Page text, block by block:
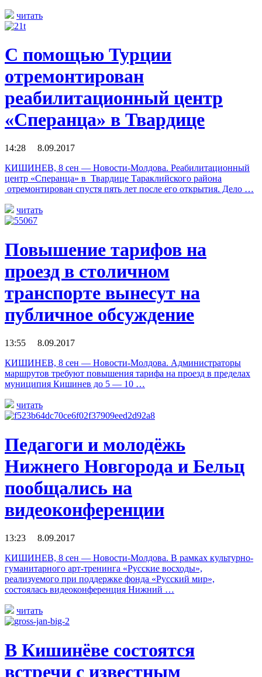
читать
С помощью Турции
отремонтирован
реабилитационный центр
«Сперанца» в Твардице
14:28 8.09.2017
КИШИНЕВ, 8 сен — Новости-Молдова. Реабилитационный
центр «Сперанца» в Твардице Тараклийского района
отремонтирован спустя пять лет после его открытия. Дело …
читать
Повышение тарифов на
проезд в столичном
транспорте вынесут на
публичное обсуждение
13:55 8.09.2017
КИШИНЕВ, 8 сен — Новости-Молдова. Администраторы
маршрутов требуют повышения тарифа на проезд в пределах
муниципия Кишинев до 5 — 10 …
читать
Педагоги и молодёжь
Нижнего Новгорода и Бельц
пообщались на
видеоконференции
13:23 8.09.2017
КИШИНЕВ, 8 сен — Новости-Молдова. В рамках культурно-
гуманитарного арт-тренинга «Русские восходы»,
реализуемого при поддержке фонда «Русский мир»,
состоялась видеоконференция Нижний …
читать
В Кишинёве состоятся
встречи с известным